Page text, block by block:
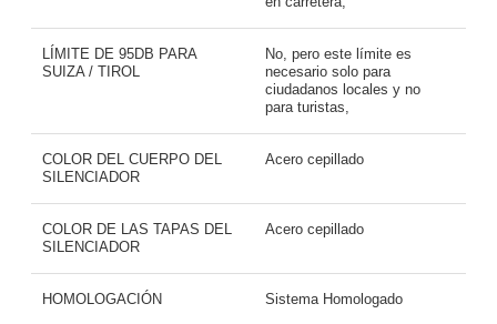
LÍMITE DE 95DB PARA
SUIZA / TIROL
No, pero este límite es
necesario solo para
ciudadanos locales y no
para turistas,
COLOR DEL CUERPO DEL
SILENCIADOR
Acero cepillado
COLOR DE LAS TAPAS DEL
SILENCIADOR
Acero cepillado
HOMOLOGACIÓN Sistema Homologado